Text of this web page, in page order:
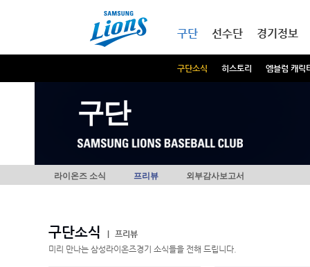
구단
구단소식 히스토리 엠블럼 캐릭
선수단 경기정보
구단
라이온즈 소식 프리뷰 외부감사보고서
구단소식
프리뷰
미리 만나는 삼성라이온즈경기 소식들을 전해 드립니다.